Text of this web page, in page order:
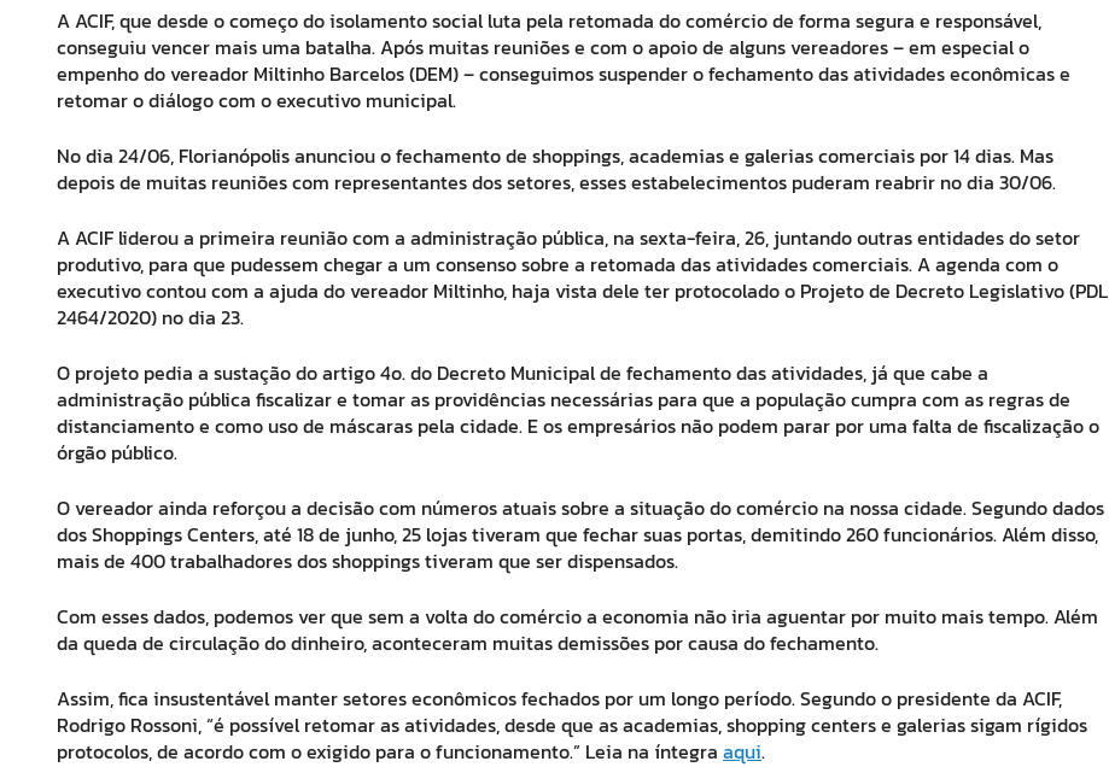
A ACIF, que desde o começo do isolamento social luta pela retomada do comércio de forma segura e responsável,
conseguiu vencer mais uma batalha. Após muitas reuniões e com o apoio de alguns vereadores – em especial o
empenho do vereador Miltinho Barcelos (DEM) – conseguimos suspender o fechamento das atividades econômicas e
retomar o diálogo com o executivo municipal.
No dia 24/06, Florianópolis anunciou o fechamento de shoppings, academias e galerias comerciais por 14 dias. Mas
depois de muitas reuniões com representantes dos setores, esses estabelecimentos puderam reabrir no dia 30/06.
A ACIF liderou a primeira reunião com a administração pública, na sexta-feira, 26, juntando outras entidades do setor
produtivo, para que pudessem chegar a um consenso sobre a retomada das atividades comerciais. A agenda com o
executivo contou com a ajuda do vereador Miltinho, haja vista dele ter protocolado o Projeto de Decreto Legislativo (PDL
2464/2020) no dia 23.
O projeto pedia a sustação do artigo 4o. do Decreto Municipal de fechamento das atividades, já que cabe a
administração pública fiscalizar e tomar as providências necessárias para que a população cumpra com as regras de
distanciamento e como uso de máscaras pela cidade. E os empresários não podem parar por uma falta de fiscalização o
órgão público.
O vereador ainda reforçou a decisão com números atuais sobre a situação do comércio na nossa cidade. Segundo dados
dos Shoppings Centers, até 18 de junho, 25 lojas tiveram que fechar suas portas, demitindo 260 funcionários. Além disso,
mais de 400 trabalhadores dos shoppings tiveram que ser dispensados.
Com esses dados, podemos ver que sem a volta do comércio a economia não iria aguentar por muito mais tempo. Além
da queda de circulação do dinheiro, aconteceram muitas demissões por causa do fechamento.
Assim, fica insustentável manter setores econômicos fechados por um longo período. Segundo o presidente da ACIF,
Rodrigo Rossoni, “é possível retomar as atividades, desde que as academias, shopping centers e galerias sigam rígidos
protocolos, de acordo com o exigido para o funcionamento.” Leia na íntegra aqui.